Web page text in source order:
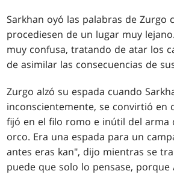
Sarkhan oyó las palabras de Zurgo
procediesen de un lugar muy
muy confusa, tratando de atar los
de asimilar las consecuencias de
Zurgo alzó su espada cuando
inconscientemente, se convirtió en
fijó en el filo romo e inútil del arma
orco. Era una espada para un
antes eras kan", dijo mientras se
puede que solo lo pensase, porque